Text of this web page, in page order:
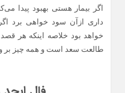
اگر بیمار هستی بهبود پیدا
داری ازآن سود خواهی برد
خواهد بود خلاصه اینکه هر
طالعت سعد است و همه چیز بر